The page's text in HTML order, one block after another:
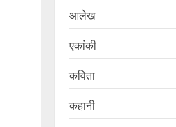
आलेख
एकांकी
कविता
कहानी